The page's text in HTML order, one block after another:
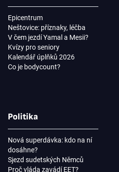
Epicentrum
Neštovice: příznaky, léčba
V čem jezdí Yamal a Mesii?
Kvízy pro seniory
Kalendář úplňků 2026
Co je bodycount?
Politika
Nová superdávka: kdo na ní
dosáhne?
Sjezd sudetských Němců
Proč vláda zavádí EET?